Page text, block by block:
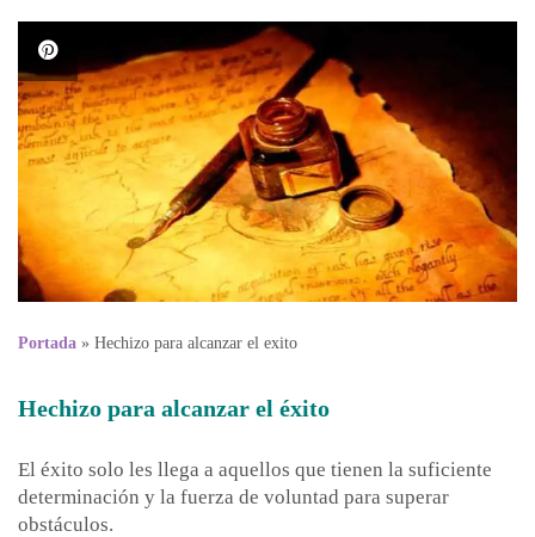
Portada » Hechizo para alcanzar el exito
Hechizo para alcanzar el éxito
El éxito solo les llega a aquellos que tienen la suficiente
determinación y la fuerza de voluntad para superar
obstáculos.